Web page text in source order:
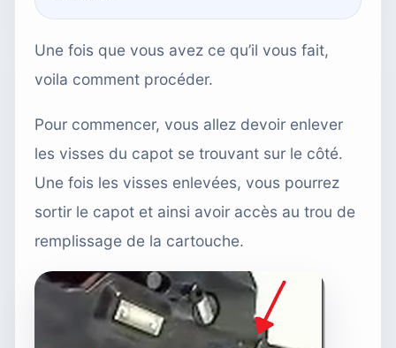
Une fois que vous avez ce qu’il vous fait,
voila comment procéder.
Pour commencer, vous allez devoir enlever
les visses du capot se trouvant sur le côté.
Une fois les visses enlevées, vous pourrez
sortir le capot et ainsi avoir accès au trou de
remplissage de la cartouche.